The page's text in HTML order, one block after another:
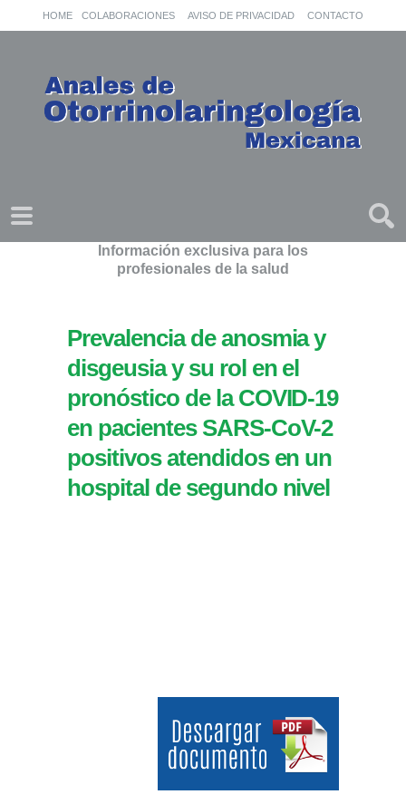
HOME COLABORACIONES AVISO DE PRIVACIDAD CONTACTO
Información exclusiva para los
profesionales de la salud
Prevalencia de anosmia y
disgeusia y su rol en el
pronóstico de la COVID-19
en pacientes SARS-CoV-2
positivos atendidos en un
hospital de segundo nivel